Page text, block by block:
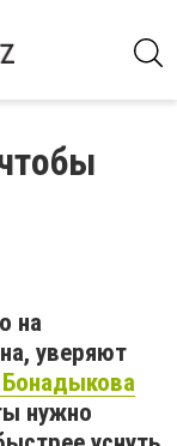
на
уверяют
нужно